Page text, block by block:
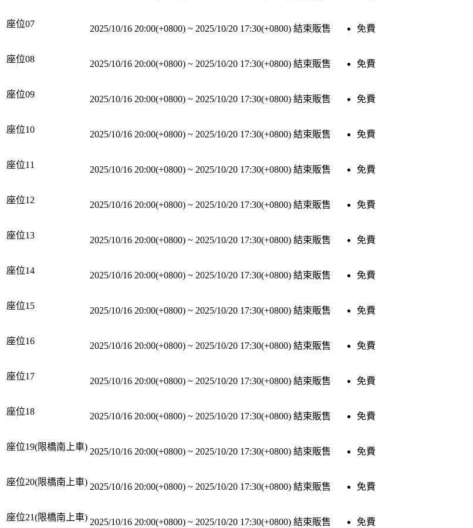
座位07 2025/10/16 20:00(+0800) ~ 2025/10/20 17:30(+0800) 結束販售 免費
座位08 2025/10/16 20:00(+0800) ~ 2025/10/20 17:30(+0800) 結束販售 免費
座位09 2025/10/16 20:00(+0800) ~ 2025/10/20 17:30(+0800) 結束販售 免費
座位10 2025/10/16 20:00(+0800) ~ 2025/10/20 17:30(+0800) 結束販售 免費
座位11 2025/10/16 20:00(+0800) ~ 2025/10/20 17:30(+0800) 結束販售 免費
座位12 2025/10/16 20:00(+0800) ~ 2025/10/20 17:30(+0800) 結束販售 免費
座位13 2025/10/16 20:00(+0800) ~ 2025/10/20 17:30(+0800) 結束販售 免費
座位14 2025/10/16 20:00(+0800) ~ 2025/10/20 17:30(+0800) 結束販售 免費
座位15 2025/10/16 20:00(+0800) ~ 2025/10/20 17:30(+0800) 結束販售 免費
座位16 2025/10/16 20:00(+0800) ~ 2025/10/20 17:30(+0800) 結束販售 免費
座位17 2025/10/16 20:00(+0800) ~ 2025/10/20 17:30(+0800) 結束販售 免費
座位18 2025/10/16 20:00(+0800) ~ 2025/10/20 17:30(+0800) 結束販售 免費
座位19(限橋南上車) 2025/10/16 20:00(+0800) ~ 2025/10/20 17:30(+0800) 結束販售 免費
座位20(限橋南上車) 2025/10/16 20:00(+0800) ~ 2025/10/20 17:30(+0800) 結束販售 免費
座位21(限橋南上車) 2025/10/16 20:00(+0800) ~ 2025/10/20 17:30(+0800) 結束販售 免費